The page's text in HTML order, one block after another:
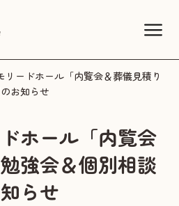
リードホール「内覧会＆葬儀見積り
お知らせ
ホール「内覧会
強会＆個別相談
らせ